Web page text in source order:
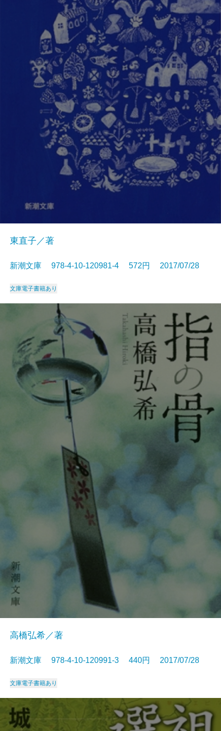
東直子／著
新潮文庫 978-4-10-120981-4 572円 2017/07/28
文庫電子書籍あり
高橋弘希／著
新潮文庫 978-4-10-120991-3 440円 2017/07/28
文庫電子書籍あり